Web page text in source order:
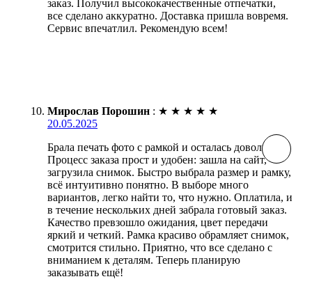
заказ. Получил высококачественные отпечатки,
все сделано аккуратно. Доставка пришла вовремя.
Сервис впечатлил. Рекомендую всем!
Мирослав Порошин : ★ ★ ★ ★ ★
20.05.2025
Брала печать фото с рамкой и осталась довольна.
Процесс заказа прост и удобен: зашла на сайт,
загрузила снимок. Быстро выбрала размер и рамку,
всё интуитивно понятно. В выборе много
вариантов, легко найти то, что нужно. Оплатила, и
в течение нескольких дней забрала готовый заказ.
Качество превзошло ожидания, цвет передачи
яркий и четкий. Рамка красиво обрамляет снимок,
смотрится стильно. Приятно, что все сделано с
вниманием к деталям. Теперь планирую
заказывать ещё!